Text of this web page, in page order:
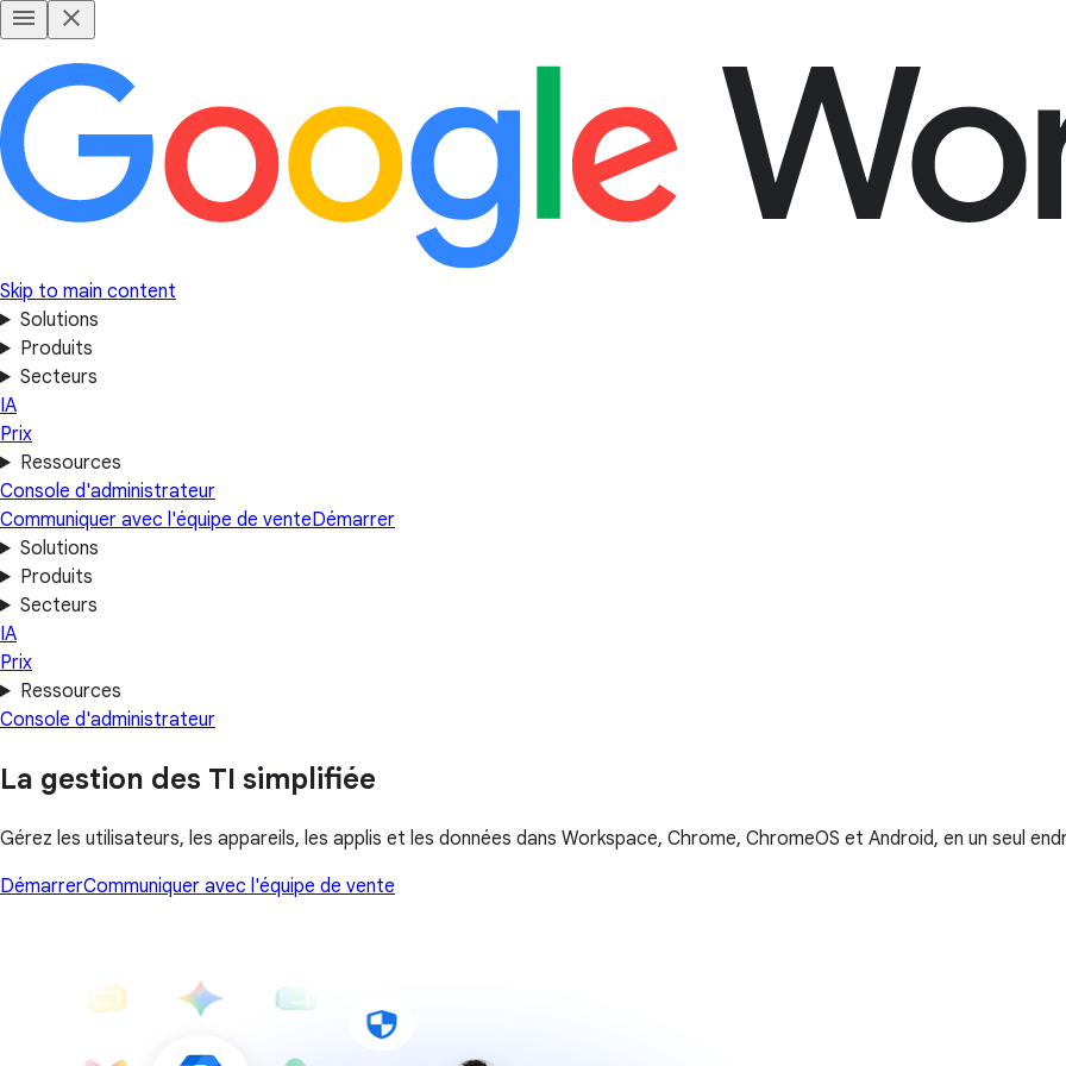
Skip to main content
Solutions
Produits
Secteurs
IA
Prix
Ressources
Console d'administrateur
Communiquer avec l'équipe de venteDémarrer
Solutions
Produits
Secteurs
IA
Prix
Ressources
Console d'administrateur
La gestion des TI simplifiée
Gérez les utilisateurs, les appareils, les applis et les données dans Workspace, Chrome, ChromeOS et Android, en un seul
DémarrerCommuniquer avec l'équipe de vente